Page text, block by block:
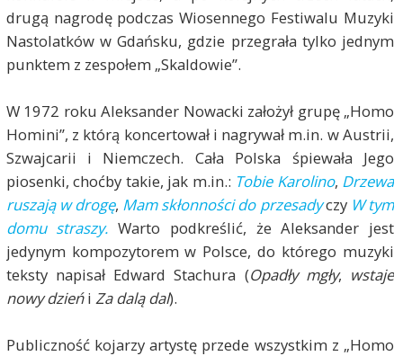
drugą nagrodę podczas Wiosennego Festiwalu Muzyki
Nastolatków w Gdańsku, gdzie przegrała tylko jednym
punktem z zespołem „Skaldowie”.
W 1972 roku Aleksander Nowacki założył grupę „Homo
Homini”, z którą koncertował i nagrywał m.in. w Austrii,
Szwajcarii i Niemczech. Cała Polska śpiewała Jego
piosenki, choćby takie, jak m.in.: Tobie Karolino, Drzewa
ruszają w drogę, Mam skłonności do przesadyczy W tym
domu straszy. Warto podkreślić, że Aleksander jest
jedynym kompozytorem w Polsce, do którego muzyki
teksty napisał Edward Stachura (Opadły mgły, wstaje
nowy dzieńi Za dalą dal).
Publiczność kojarzy artystę przede wszystkim z „Homo